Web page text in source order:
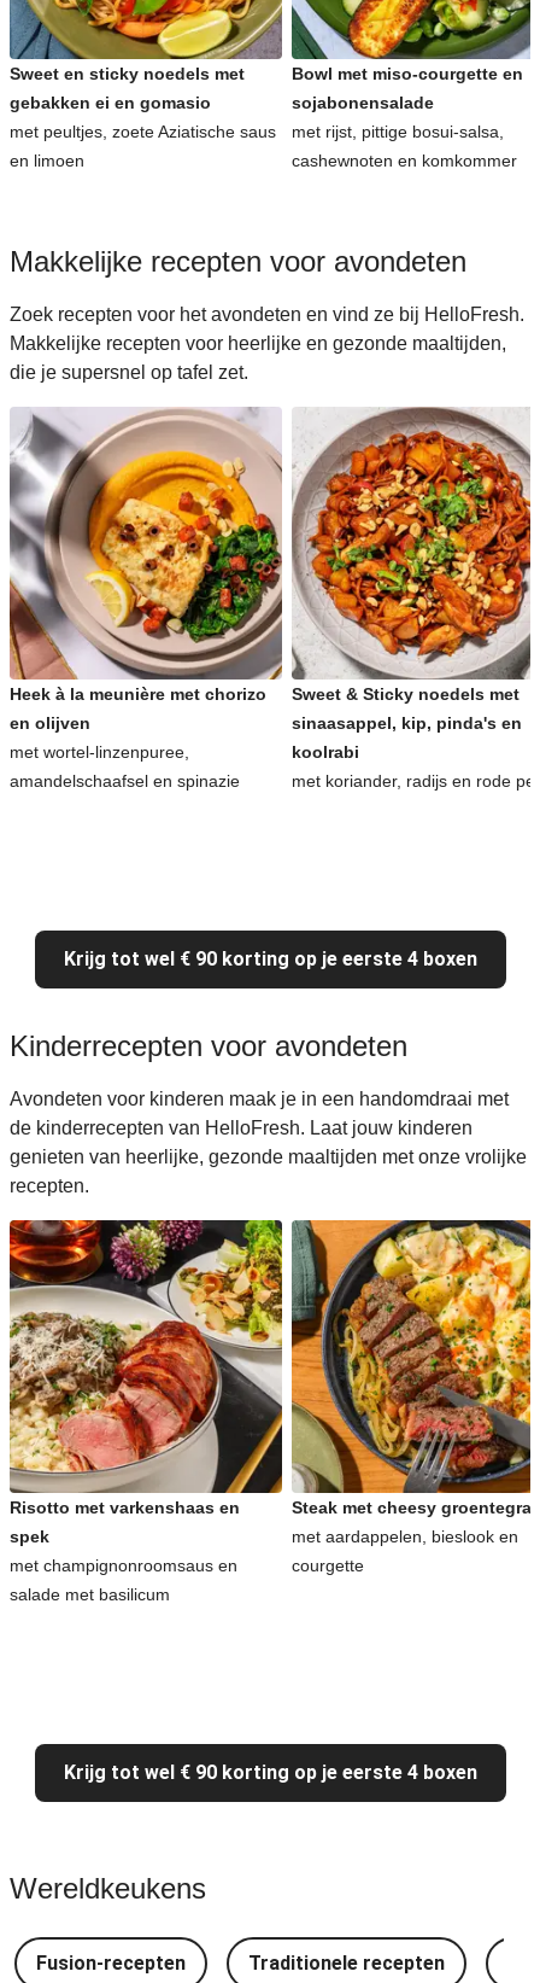
Sweet en sticky noedels met
gebakken ei en gomasio
met peultjes, zoete Aziatische saus
en limoen
Bowl met miso-courgette en
sojabonensalade
met rijst, pittige bosui-salsa,
cashewnoten en komkommer
Makkelijke recepten voor avondeten
Zoek recepten voor het avondeten en vind ze bij HelloFresh.
Makkelijke recepten voor heerlijke en gezonde maaltijden,
die je supersnel op tafel zet.
Heek à la meunière met chorizo
en olijven
met wortel-linzenpuree,
amandelschaafsel en spinazie
Sweet & Sticky noedels met
sinaasappel, kip, pinda's en
koolrabi
met koriander, radijs en rode
Krijg tot wel € 90 korting op je eerste 4 boxen
Kinderrecepten voor avondeten
Avondeten voor kinderen maak je in een handomdraai met
de kinderrecepten van HelloFresh. Laat jouw kinderen
genieten van heerlijke, gezonde maaltijden met onze vrolijke
recepten.
Risotto met varkenshaas en
spek
met champignonroomsaus en
salade met basilicum
Steak met cheesy
met aardappelen, bieslook en
courgette
Krijg tot wel € 90 korting op je eerste 4 boxen
Wereldkeukens
Fusion-recepten Traditionele recepten